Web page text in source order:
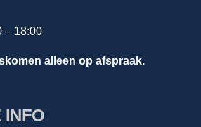
– 18:00
alleen op afspraak.
INFO